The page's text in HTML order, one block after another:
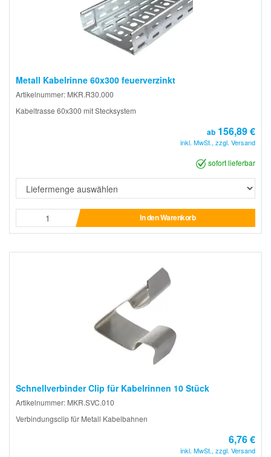
Metall Kabelrinne 60x300 feuerverzinkt
Artikelnummer: MKR.R30.000
Kabeltrasse 60x300 mit Stecksystem
ab 156,89 €
inkl. MwSt., zzgl. Versand
sofort lieferbar
In den Warenkorb
Schnellverbinder Clip für Kabelrinnen 10 Stück
Artikelnummer: MKR.SVC.010
Verbindungsclip für Metall Kabelbahnen
6,76 €
inkl. MwSt., zzgl. Versand